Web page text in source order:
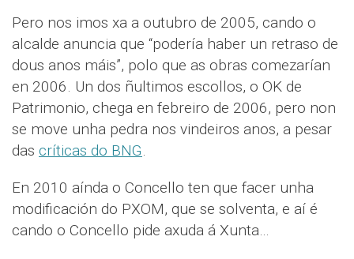
Pero nos imos xa a outubro de 2005, cando o
alcalde anuncia que “podería haber un retraso de
dous anos máis”, polo que as obras comezarían
en 2006. Un dos ñultimos escollos, o OK de
Patrimonio, chega en febreiro de 2006, pero non
se move unha pedra nos vindeiros anos, a pesar
das críticas do BNG.
En 2010 aínda o Concello ten que facer unha
modificación do PXOM, que se solventa, e aí é
cando o Concello pide axuda á Xunta…